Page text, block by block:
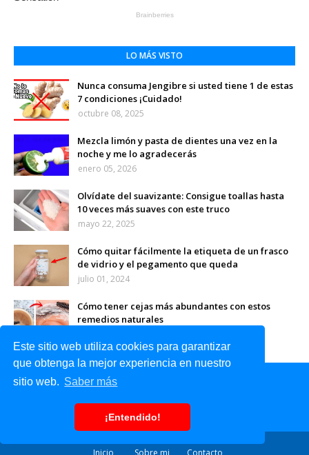
Este sitio web utiliza cookies para garantizar
que obtenga la mejor experiencia en nuestro
sitio web. Saber más
¡Entendido!
LO MÁS VISTO
Nunca consuma Jengibre si usted tiene 1 de estas
7 condiciones ¡Cuidado!
octubre 08, 2025
Mezcla limón y pasta de dientes una vez en la
noche y me lo agradecerás
enero 05, 2026
Olvídate del suavizante: Consigue toallas hasta
10 veces más suaves con este truco
mayo 22, 2025
Cómo quitar fácilmente la etiqueta de un frasco
de vidrio y el pegamento que queda
julio 01, 2024
Cómo tener cejas más abundantes con estos
remedios naturales
Inicio Sobre mi Contacto